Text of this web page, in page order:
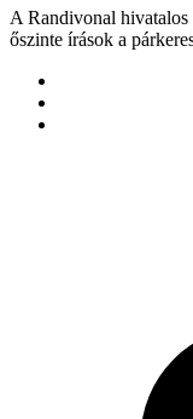
A Randivonal
őszinte írások a